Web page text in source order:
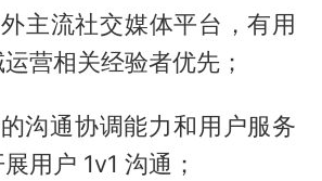
主流社交媒体平台，有用
营相关经验者优先；
沟通协调能力和用户服务
用户 1v1 沟通；